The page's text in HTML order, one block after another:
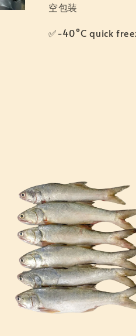
空包装
✅-40°C quick